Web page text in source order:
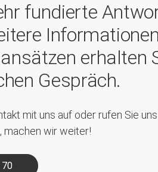
fundierte
erhalten
Gespräch.
mit uns auf oder rufen Sie uns
machen wir weiter!
70